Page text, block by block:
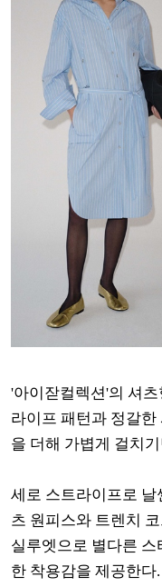
'아이잗컬렉션'의 셔
라이프 패턴과 정갈
을 더해 가볍게 걸치
세로 스트라이프로 날
츠 원피스와 트렌치
실루엣으로 별다른
한 착용감을 제공한다.